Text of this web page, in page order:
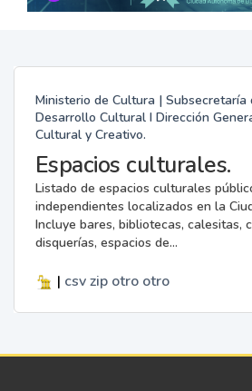
Ministerio de Cultura | Subsecretaría
Desarrollo Cultural I Dirección
Cultural y Creativo.
Espacios culturales.
Listado de espacios culturales
independientes localizados en la
Incluye bares, bibliotecas, calesitas,
disquerías, espacios de...
| csv zip otro otro